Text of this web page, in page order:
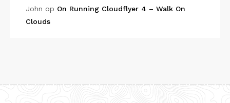
John op On Running Cloudflyer 4 – Walk On
Clouds